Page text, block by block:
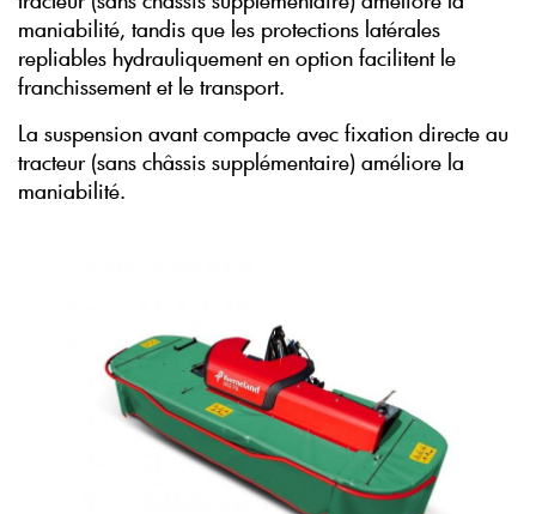
maniabilité, tandis que les protections latérales
repliables hydrauliquement en option facilitent le
franchissement et le transport.
La suspension avant compacte avec fixation directe au
tracteur (sans châssis supplémentaire) améliore la
maniabilité.